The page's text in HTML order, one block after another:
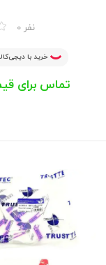
0 نفر
خرید با
تماس برای